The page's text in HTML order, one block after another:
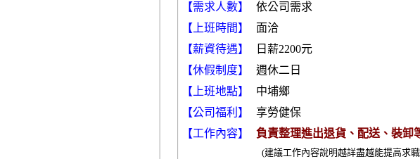
【需求人數】
依公司需求
【上班時間】
面洽
【薪資待遇】
日薪2200元
【休假制度】
週休二日
【上班地點】
中埔鄉
【公司福利】
享勞健保
【工作內容】
負責整理進出退貨、配送、裝卸
(建議工作內容說明越詳盡越能提高求